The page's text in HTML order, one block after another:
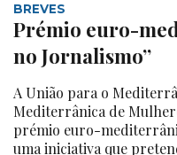
BREVES
Prémio euro-
no Jornalismo”
A União para o
Mediterrânica de
prémio euro-
uma iniciativa que